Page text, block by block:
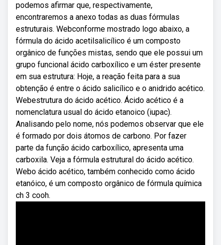
podemos afirmar que, respectivamente,
encontraremos a anexo todas as duas fórmulas
estruturais. Webconforme mostrado logo abaixo, a
fórmula do ácido acetilsalicílico é um composto
orgânico de funções mistas, sendo que ele possui um
grupo funcional ácido carboxílico e um éster presente
em sua estrutura: Hoje, a reação feita para a sua
obtenção é entre o ácido salicílico e o anidrido acético.
Webestrutura do ácido acético. Ácido acético é a
nomenclatura usual do ácido etanoico (iupac).
Analisando pelo nome, nós podemos observar que ele
é formado por dois átomos de carbono. Por fazer
parte da função ácido carboxílico, apresenta uma
carboxila. Veja a fórmula estrutural do ácido acético.
Webo ácido acético, também conhecido como ácido
etanóico, é um composto orgânico de fórmula química
ch 3 cooh.